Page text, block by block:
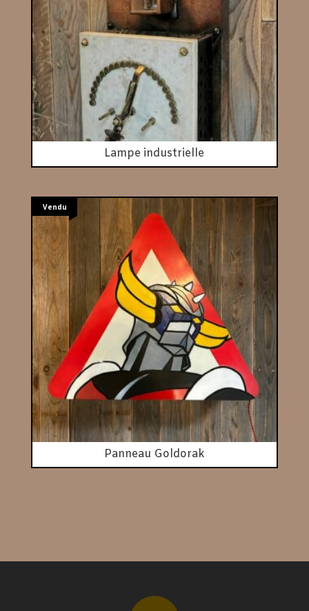
Lampe industrielle
Vendu
Panneau Goldorak